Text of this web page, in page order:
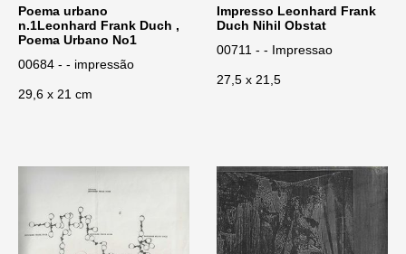
Poema urbano
n.1Leonhard Frank Duch ,
Poema Urbano No1
00684 - - impressão
29,6 x 21 cm
Impresso Leonhard Frank
Duch Nihil Obstat
00711 - - Impressao
27,5 x 21,5